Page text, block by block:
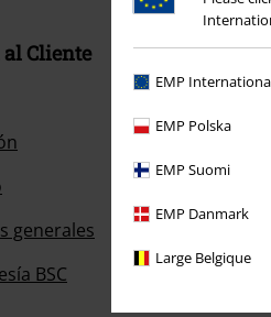
EMP
EMP Polska
EMP Suomi
EMP Danmark
Large Belgique
Cliente
generales
BSC